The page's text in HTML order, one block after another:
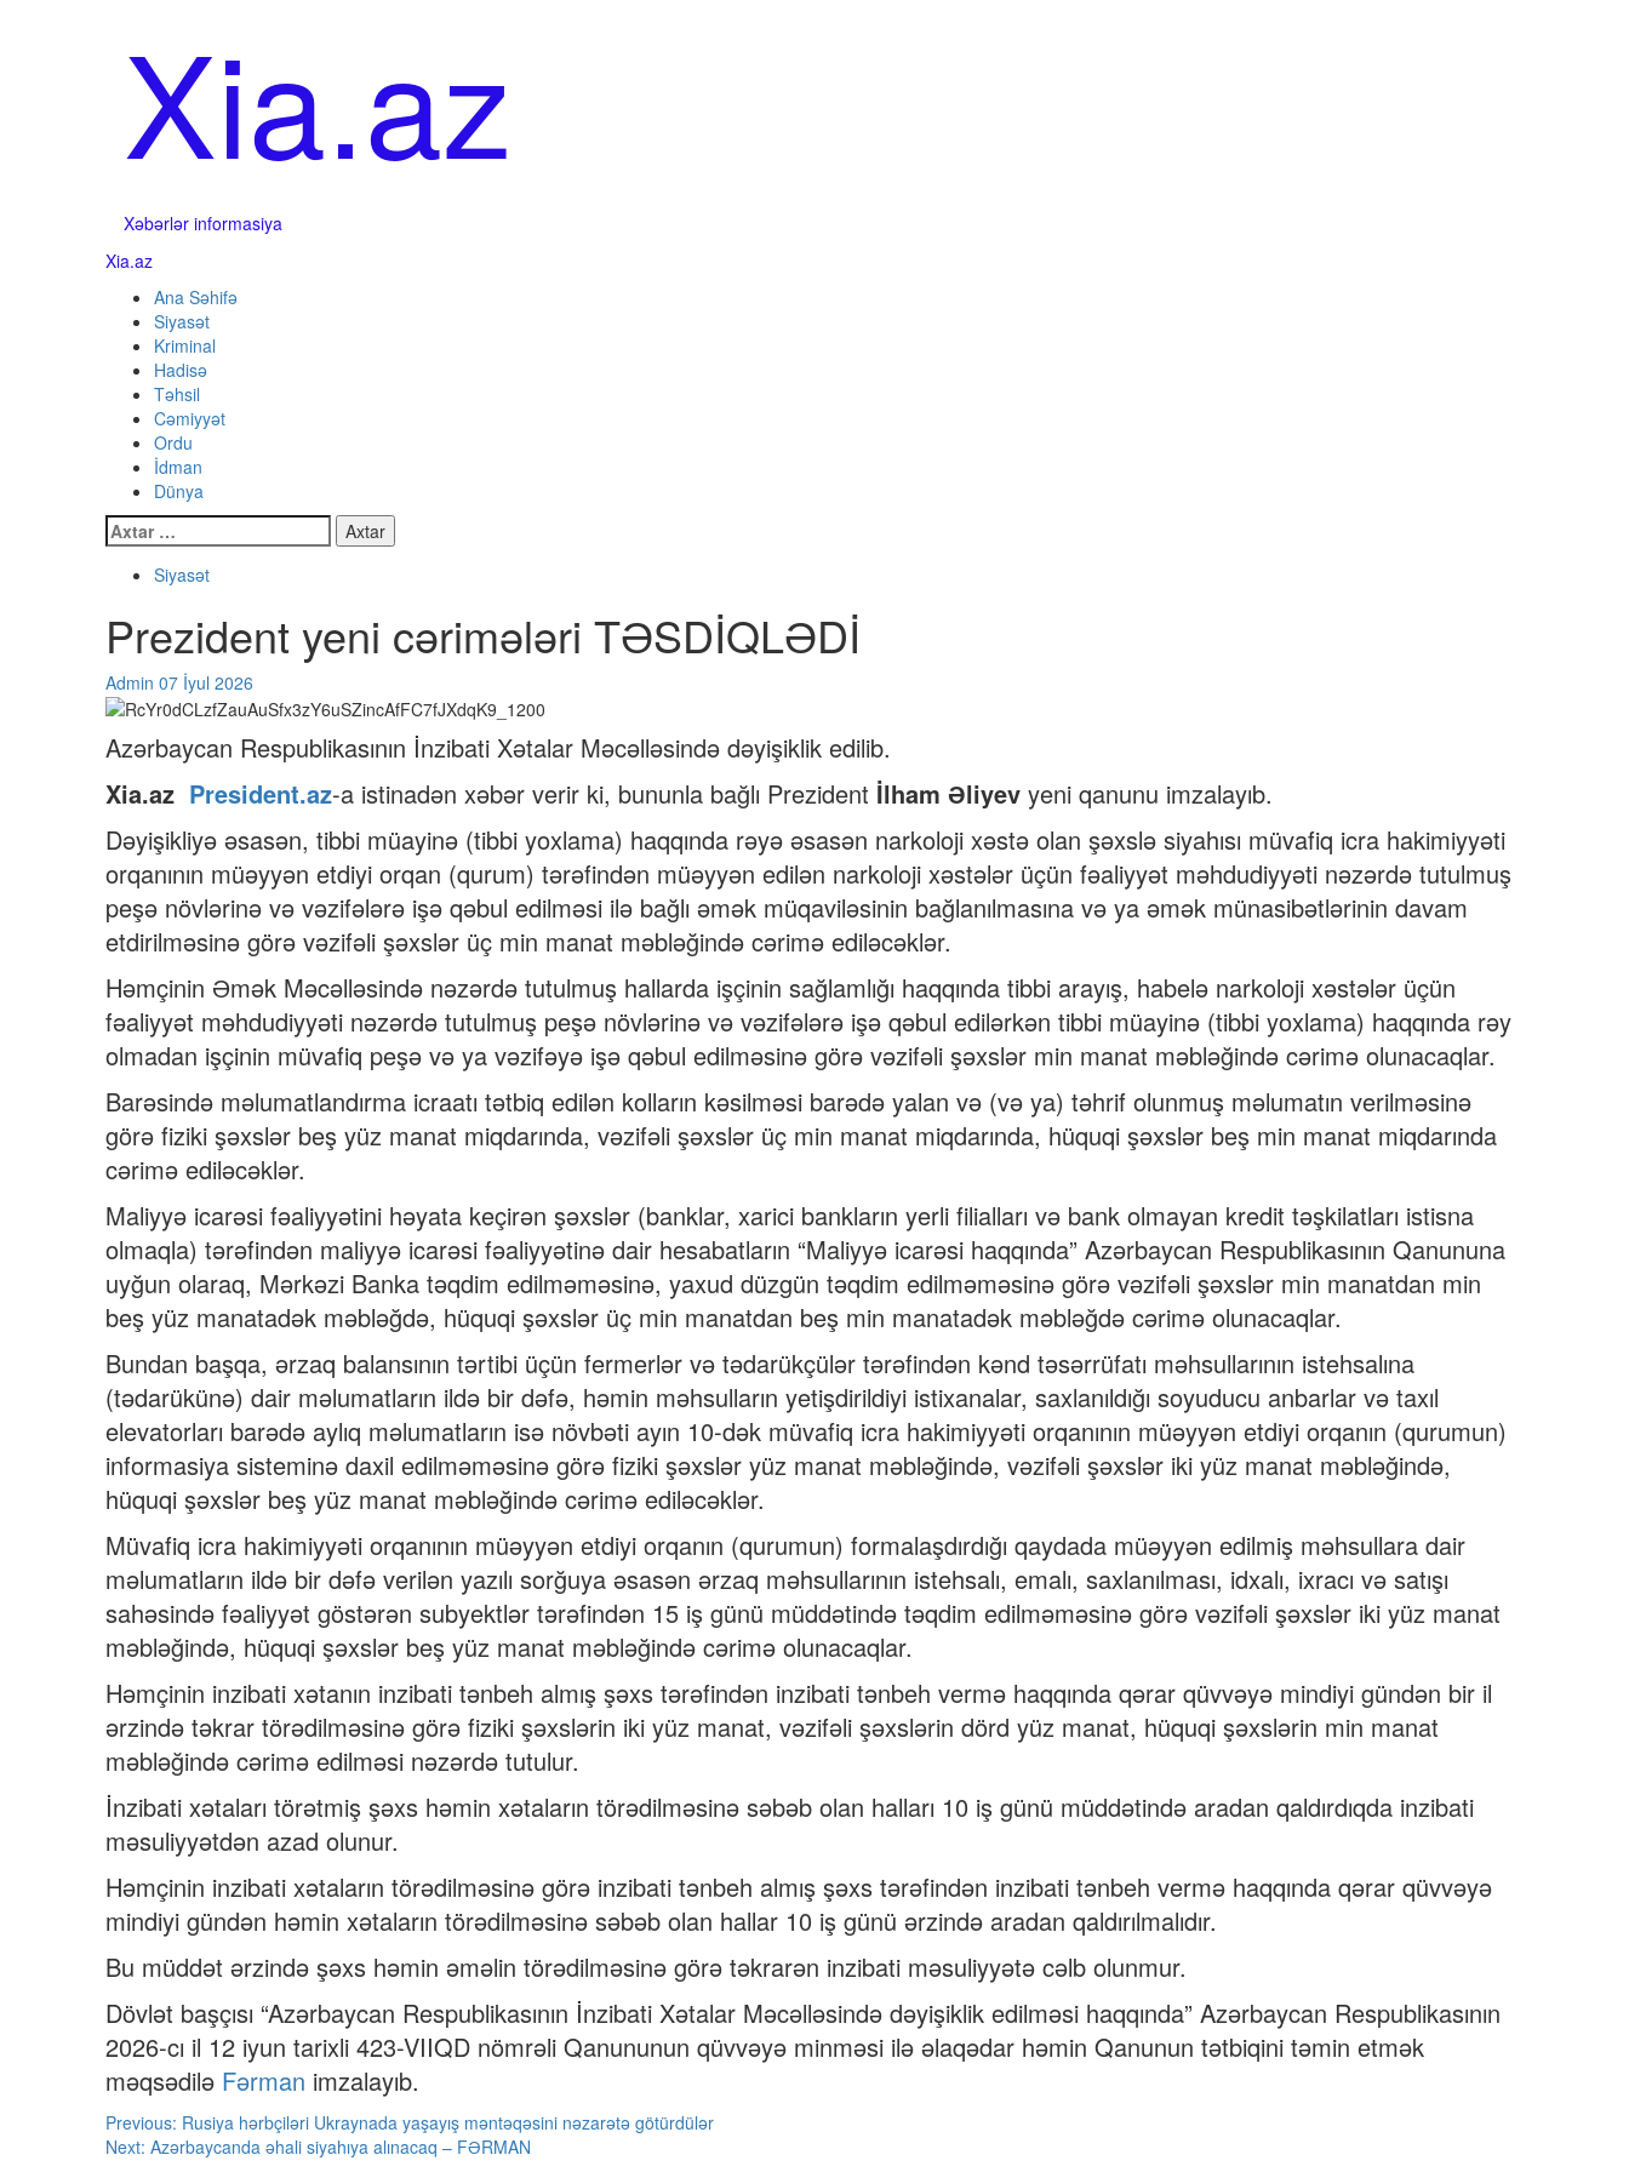
Xia.az
Xəbərlər informasiya
Primary
Xia.az
Ana Səhifə
Siyasət
Kriminal
Hadisə
Təhsil
Cəmiyyət
Ordu
İdman
Dünya
Axtarış:
Siyasət
Prezident yeni cərimələri TƏSDİQLƏDİ
Admin 07 İyul 2026
Azərbaycan Respublikasının İnzibati Xətalar Məcəlləsində dəyişiklik edilib.
Xia.az President.az-a istinadən xəbər verir ki, bununla bağlı Prezident İlham Əliyev yeni qanunu imzalayıb.
Dəyişikliyə əsasən, tibbi müayinə (tibbi yoxlama) haqqında rəyə əsasən narkoloji xəstə olan şəxslə siyahısı müvafiq icra hakimiyyəti
orqanının müəyyən etdiyi orqan (qurum) tərəfindən müəyyən edilən narkoloji xəstələr üçün fəaliyyət məhdudiyyəti nəzərdə tutulmuş
peşə növlərinə və vəzifələrə işə qəbul edilməsi ilə bağlı əmək müqaviləsinin bağlanılmasına və ya əmək münasibətlərinin davam
etdirilməsinə görə vəzifəli şəxslər üç min manat məbləğində cərimə ediləcəklər.
Həmçinin Əmək Məcəlləsində nəzərdə tutulmuş hallarda işçinin sağlamlığı haqqında tibbi arayış, habelə narkoloji xəstələr üçün
fəaliyyət məhdudiyyəti nəzərdə tutulmuş peşə növlərinə və vəzifələrə işə qəbul edilərkən tibbi müayinə (tibbi yoxlama) haqqında rəy
olmadan işçinin müvafiq peşə və ya vəzifəyə işə qəbul edilməsinə görə vəzifəli şəxslər min manat məbləğində cərimə olunacaqlar.
Barəsində məlumatlandırma icraatı tətbiq edilən kolların kəsilməsi barədə yalan və (və ya) təhrif olunmuş məlumatın verilməsinə
görə fiziki şəxslər beş yüz manat miqdarında, vəzifəli şəxslər üç min manat miqdarında, hüquqi şəxslər beş min manat miqdarında
cərimə ediləcəklər.
Maliyyə icarəsi fəaliyyətini həyata keçirən şəxslər (banklar, xarici bankların yerli filialları və bank olmayan kredit təşkilatları istisna
olmaqla) tərəfindən maliyyə icarəsi fəaliyyətinə dair hesabatların “Maliyyə icarəsi haqqında” Azərbaycan Respublikasının Qanununa
uyğun olaraq, Mərkəzi Banka təqdim edilməməsinə, yaxud düzgün təqdim edilməməsinə görə vəzifəli şəxslər min manatdan min
beş yüz manatadək məbləğdə, hüquqi şəxslər üç min manatdan beş min manatadək məbləğdə cərimə olunacaqlar.
Bundan başqa, ərzaq balansının tərtibi üçün fermerlər və tədarükçülər tərəfindən kənd təsərrüfatı məhsullarının istehsalına
(tədarükünə) dair məlumatların ildə bir dəfə, həmin məhsulların yetişdirildiyi istixanalar, saxlanıldığı soyuducu anbarlar və taxıl
elevatorları barədə aylıq məlumatların isə növbəti ayın 10-dək müvafiq icra hakimiyyəti orqanının müəyyən etdiyi orqanın (qurumun)
informasiya sisteminə daxil edilməməsinə görə fiziki şəxslər yüz manat məbləğində, vəzifəli şəxslər iki yüz manat məbləğində,
hüquqi şəxslər beş yüz manat məbləğində cərimə ediləcəklər.
Müvafiq icra hakimiyyəti orqanının müəyyən etdiyi orqanın (qurumun) formalaşdırdığı qaydada müəyyən edilmiş məhsullara dair
məlumatların ildə bir dəfə verilən yazılı sorğuya əsasən ərzaq məhsullarının istehsalı, emalı, saxlanılması, idxalı, ixracı və satışı
sahəsində fəaliyyət göstərən subyektlər tərəfindən 15 iş günü müddətində təqdim edilməməsinə görə vəzifəli şəxslər iki yüz manat
məbləğində, hüquqi şəxslər beş yüz manat məbləğində cərimə olunacaqlar.
Həmçinin inzibati xətanın inzibati tənbeh almış şəxs tərəfindən inzibati tənbeh vermə haqqında qərar qüvvəyə mindiyi gündən bir il
ərzində təkrar törədilməsinə görə fiziki şəxslərin iki yüz manat, vəzifəli şəxslərin dörd yüz manat, hüquqi şəxslərin min manat
məbləğində cərimə edilməsi nəzərdə tutulur.
İnzibati xətaları törətmiş şəxs həmin xətaların törədilməsinə səbəb olan halları 10 iş günü müddətində aradan qaldırdıqda inzibati
məsuliyyətdən azad olunur.
Həmçinin inzibati xətaların törədilməsinə görə inzibati tənbeh almış şəxs tərəfindən inzibati tənbeh vermə haqqında qərar qüvvəyə
mindiyi gündən həmin xətaların törədilməsinə səbəb olan hallar 10 iş günü ərzində aradan qaldırılmalıdır.
Bu müddət ərzində şəxs həmin əməlin törədilməsinə görə təkrarən inzibati məsuliyyətə cəlb olunmur.
Dövlət başçısı “Azərbaycan Respublikasının İnzibati Xətalar Məcəlləsində dəyişiklik edilməsi haqqında” Azərbaycan Respublikasının
2026-cı il 12 iyun tarixli 423-VIIQD nömrəli Qanununun qüvvəyə minməsi ilə əlaqədar həmin Qanunun tətbiqini təmin etmək
məqsədilə Fərman imzalayıb.
Post
Previous: Rusiya hərbçiləri Ukraynada yaşayış məntəqəsini nəzarətə götürdülər
Next: Azərbaycanda əhali siyahıya alınacaq – FƏRMAN